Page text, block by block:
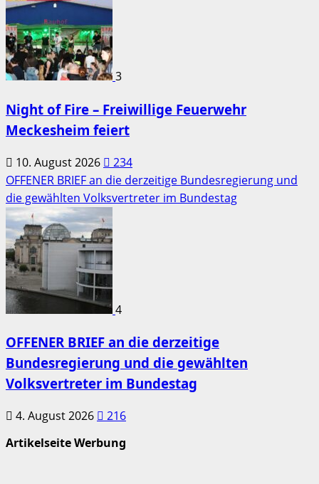
3
Night of Fire – Freiwillige Feuerwehr
Meckesheim feiert
10. August 2026
234
OFFENER BRIEF an die derzeitige Bundesregierung und
die gewählten Volksvertreter im Bundestag
4
OFFENER BRIEF an die derzeitige
Bundesregierung und die gewählten
Volksvertreter im Bundestag
4. August 2026
216
Artikelseite Werbung